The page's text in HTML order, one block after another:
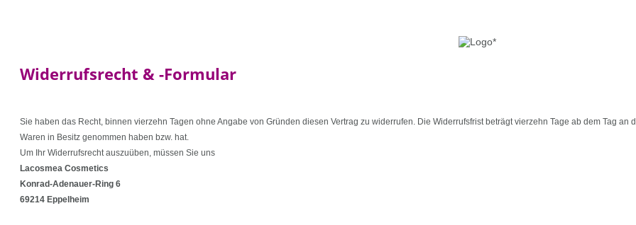
Widerrufsrecht & -Formular
Sie haben das Recht, binnen vierzehn Tagen ohne Angabe von Gründen diesen Vertrag zu widerrufen. Die Widerrufsfrist beträgt vierzehn Tage ab dem Tag
Waren in Besitz genommen haben bzw. hat.
Um Ihr Widerrufsrecht auszuüben, müssen Sie uns
Lacosmea Cosmetics
Konrad-Adenauer-Ring 6
69214 Eppelheim